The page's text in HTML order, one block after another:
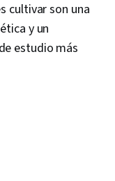
cultivar son una
y un
estudio más